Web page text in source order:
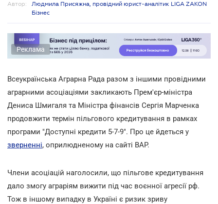
Автор:
Людмила Присяжна, провідний юрист-аналітик LIGA ZAKON
Бізнес
Реклама
Всеукраїнська Аграрна Рада разом з іншими провідними
аграрними асоціаціями закликають Прем'єр-міністра
Дениса Шмигаля та Міністра фінансів Сергія Марченка
продовжити термін пільгового кредитування в рамках
програми "Доступні кредити 5-7-9". Про це йдеться у
зверненні, оприлюдненому на сайті ВАР.
Члени асоціацій наголосили, що пільгове кредитування
дало змогу аграріям вижити під час воєнної агресії рф.
Тож в іншому випадку в Україні є ризик зриву